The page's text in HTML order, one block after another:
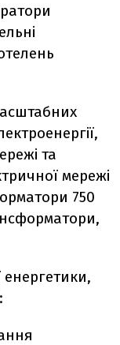
та
мережі
750
енергетики,